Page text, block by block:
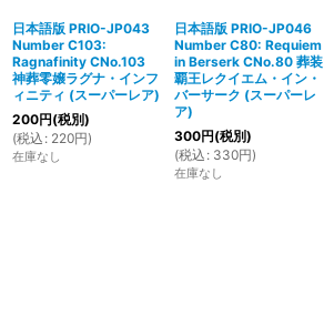
日本語版 PRIO-JP043
Number C103:
Ragnafinity CNo.103
神葬零嬢ラグナ・インフ
ィニティ (スーパーレア)
200円(税別)
(税込 : 220円)
在庫なし
日本語版 PRIO-JP046
Number C80: Requiem
in Berserk CNo.80 葬装
覇王レクイエム・イン・
バーサーク (スーパーレ
ア)
300円(税別)
(税込 : 330円)
在庫なし